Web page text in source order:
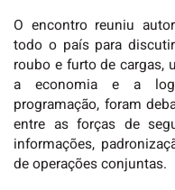
O encontro reuniu
todo o país para
roubo e furto de cargas,
a economia e a
programação, foram
entre as forças de
informações,
de operações conjuntas.